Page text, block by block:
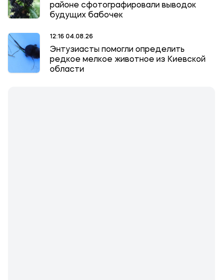
районе сфотографировали выводок
будущих бабочек
12:16 04.08.26
Энтузиасты помогли определить
редкое мелкое животное из Киевской
области